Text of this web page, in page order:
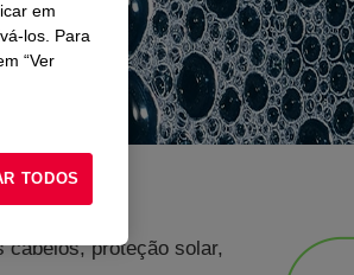
cabelos, proteção solar,
em
los. Para
“Ver
TODOS